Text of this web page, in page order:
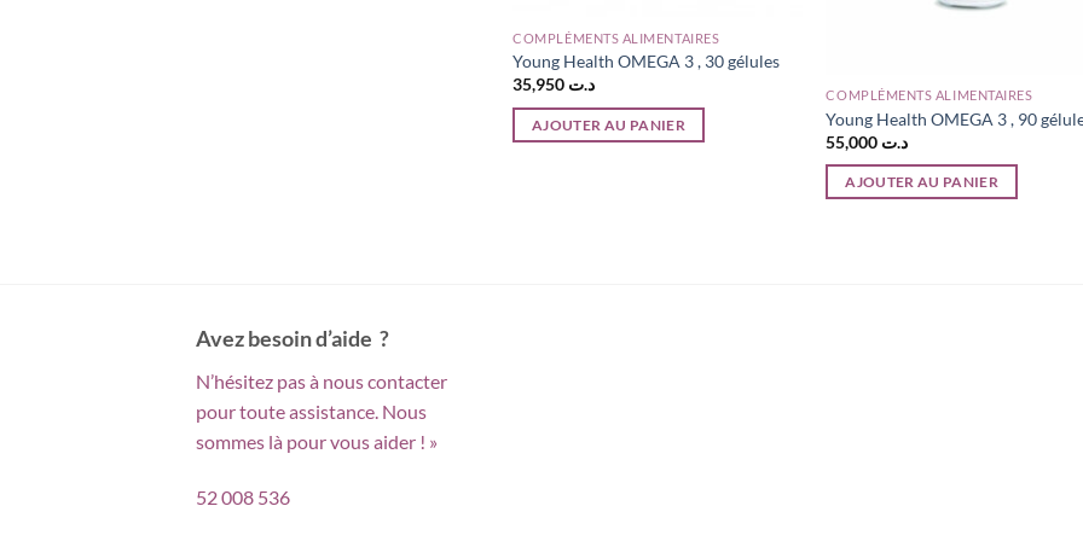
COMPLÉMENTS ALIMENTAIRES
Young Health OMEGA 3 , 30 gélules
د.ت
AJOUTER AU PANIER
COMPLÉMENTS ALIMENTAIRES
Young Health OMEGA 3 , 90
د.ت
AJOUTER AU PANIER
Avez besoin d’aide ?
N’hésitez pas à nous contacter
pour toute assistance. Nous
sommes là pour vous aider ! »
52 008 536